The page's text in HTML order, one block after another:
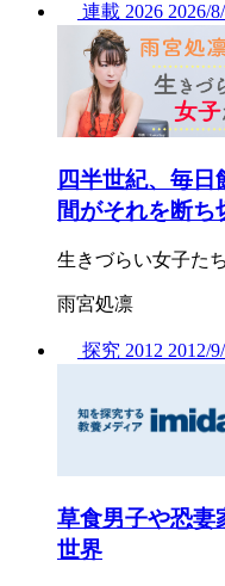
連載 2026 2026/
四半世紀、毎
間がそれを断ち
生きづらい女子た
雨宮処凛
探究 2012 2012/
草食男子や恐妻
世界